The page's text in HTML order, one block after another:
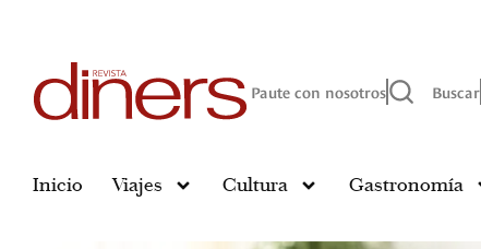
Paute con nosotros Buscar
Inicio Viajes Cultura Gastronomía